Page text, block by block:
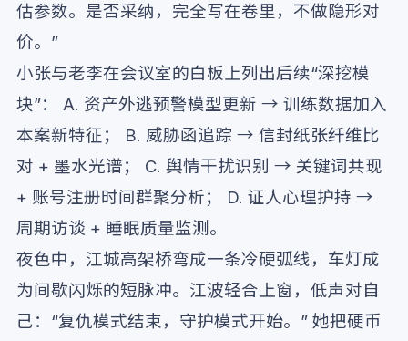
估参数。是否采纳，完全写在卷里，不做隐形对
价。”
小张与老李在会议室的白板上列出后续“深挖模
块”： A. 资产外逃预警模型更新 → 训练数据加入
本案新特征； B. 威胁函追踪 → 信封纸张纤维比
对 + 墨水光谱； C. 舆情干扰识别 → 关键词共现
+ 账号注册时间群聚分析； D. 证人心理护持 →
周期访谈 + 睡眠质量监测。
夜色中，江城高架桥弯成一条冷硬弧线，车灯成
为间歇闪烁的短脉冲。江波轻合上窗，低声对自
己：“复仇模式结束，守护模式开始。” 她把硬币